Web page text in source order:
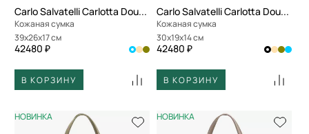
Carlo Salvatelli Carlotta Double
Кожаная сумка
39x26x17 см
42480 ₽
В КОРЗИНУ
Carlo Salvatelli Carlotta Double
Кожаная сумка
30x19x14 см
42480 ₽
В КОРЗИНУ
НОВИНКА НОВИНКА